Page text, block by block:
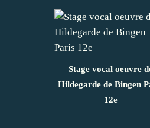
Stage vocal oeuvre
Hildegarde de Bingen
12e